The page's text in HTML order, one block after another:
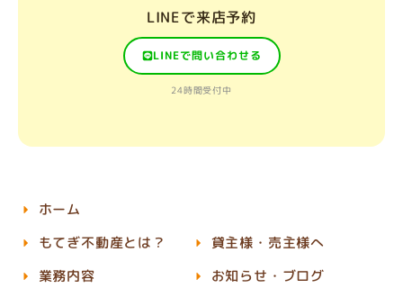
LINEで来店予約
LINEで問い合わせる
24時間受付中
ホーム
もてぎ不動産とは？
業務内容
貸主様・売主様へ
お知らせ・ブログ